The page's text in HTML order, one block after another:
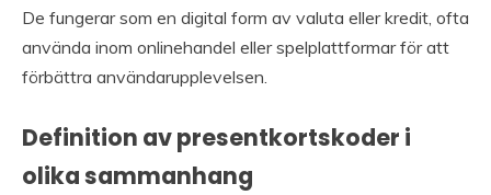
De fungerar som en digital form av valuta eller kredit, ofta
använda inom onlinehandel eller spelplattformar för att
förbättra användarupplevelsen.
Definition av presentkortskoder i
olika sammanhang